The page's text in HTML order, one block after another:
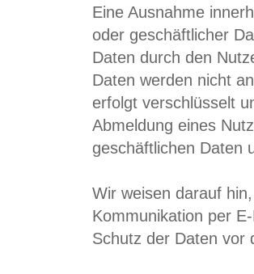
Eine Ausnahme
oder geschäftlicher
Daten durch den
Daten werden nicht
erfolgt verschlüsselt
Abmeldung eines
geschäftlichen Daten
Wir weisen darauf
Kommunikation per
Schutz der Daten vor